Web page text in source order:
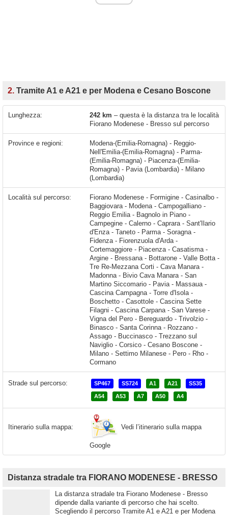
2. Tramite A1 e A21 e per Modena e Cesano Boscone
Lunghezza: 242 km – questa è la distanza tra le località
Fiorano Modenese - Bresso sul percorso
Province e regioni:
Modena-(Emilia-Romagna) - Reggio-
Nell'Emilia-(Emilia-Romagna) - Parma-
(Emilia-Romagna) - Piacenza-(Emilia-
Romagna) - Pavia (Lombardia) - Milano
(Lombardia)
Località sul percorso: Fiorano Modenese - Formigine - Casinalbo - Baggiovara - Modena - Campogalliano - Reggio Emilia - Bagnolo in Piano - Campegine - Calerno - Caprara - Sant'Ilario d'Enza - Taneto - Parma - Soragna - Fidenza - Fiorenzuola d'Arda - Cortemaggiore - Piacenza - Casatisma - Argine - Bressana - Bottarone - Valle Botta - Tre Re-Mezzana Corti - Cava Manara - Madonna - Bivio Cava Manara - San Martino Siccomario - Pavia - Massaua - Cascina Campagna - Torre d'Isola - Boschetto - Casottole - Cascina Sette Filagni
Strade sul percorso: SP467 SS724 A1 A21 SS35
A54 A53 A7 A50 A4
Itinerario sulla mappa: Vedi l’itinerario sulla mappa
Google
Distanza stradale tra FIORANO MODENESE - BRESSO
La distanza stradale tra Fiorano Modenese - Bresso
dipende dalla variante di percorso che hai scelto.
Scegliendo il percorso Tramite A1 e A21 e per Modena